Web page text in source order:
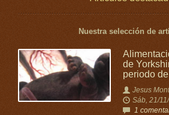
Nuestra selección de
de
periodo
Jesus
Sáb, 21/
1